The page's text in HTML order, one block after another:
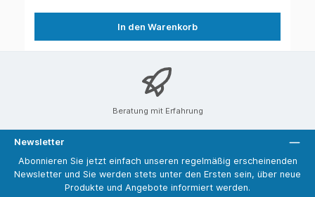
In den Warenkorb
Beratung mit Erfahrung
Newsletter
Abonnieren Sie jetzt einfach unseren regelmäßig erscheinenden
Newsletter und Sie werden stets unter den Ersten sein, über neue
Produkte und Angebote informiert werden.